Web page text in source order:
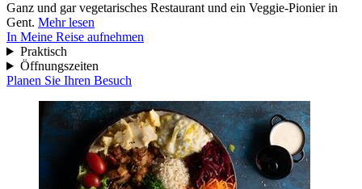
Ganz und gar vegetarisches Restaurant und ein Veggie-Pionier in
Gent. Mehr lesen
In Meine Reise aufnehmen
Praktisch
Öffnungszeiten
Planen Sie Ihren Besuch